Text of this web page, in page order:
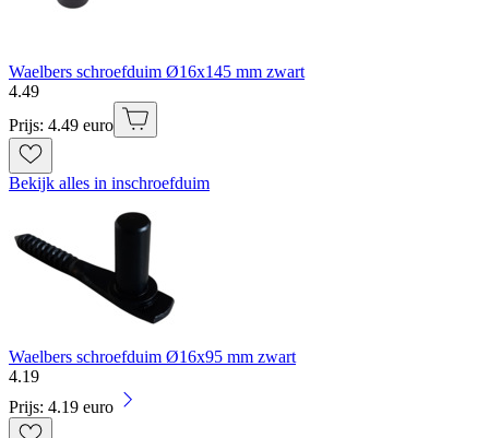
Waelbers schroefduim Ø16x145 mm zwart
4.49
Prijs: 4.49 euro
Bekijk alles in inschroefduim
Waelbers schroefduim Ø16x95 mm zwart
4.19
Prijs: 4.19 euro